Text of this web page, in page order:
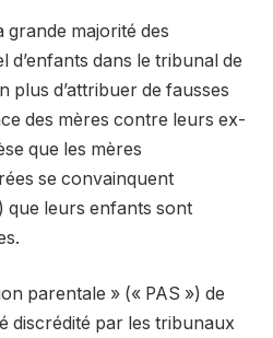
grande majorité des
d’enfants dans le tribunal de
plus d’attribuer de fausses
des mères contre leurs ex-
que les mères
se convainquent
que leurs enfants sont
parentale » (« PAS ») de
discrédité par les tribunaux